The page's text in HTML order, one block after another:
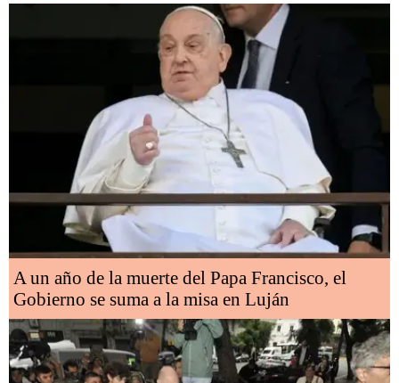
A un año de la muerte del Papa Francisco, el
Gobierno se suma a la misa en Luján